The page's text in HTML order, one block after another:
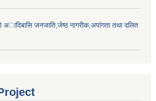
जनजाति,जेष्ठ नागरीक,अपांगता तथा दलित